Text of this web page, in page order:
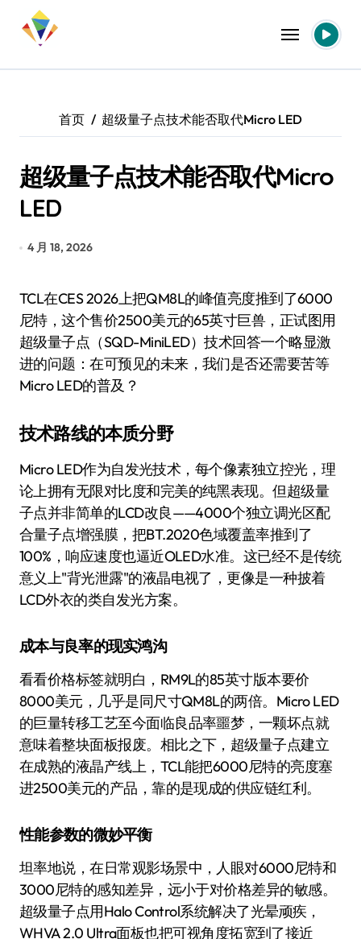
首页 超级量子点技术能否取代Micro LED
超级量子点技术能否取代Micro
LED
4 月 18, 2026
TCL在CES 2026上把QM8L的峰值亮度推到了6000
尼特，这个售价2500美元的65英寸巨兽，正试图用
超级量子点（SQD-MiniLED）技术回答一个略显激
进的问题：在可预见的未来，我们是否还需要苦等
Micro LED的普及？
技术路线的本质分野
Micro LED作为自发光技术，每个像素独立控光，理
论上拥有无限对比度和完美的纯黑表现。但超级量
子点并非简单的LCD改良——4000个独立调光区配
合量子点增强膜，把BT.2020色域覆盖率推到了
100%，响应速度也逼近OLED水准。这已经不是传统
意义上"背光泄露"的液晶电视了，更像是一种披着
LCD外衣的类自发光方案。
成本与良率的现实鸿沟
看看价格标签就明白，RM9L的85英寸版本要价
8000美元，几乎是同尺寸QM8L的两倍。Micro LED
的巨量转移工艺至今面临良品率噩梦，一颗坏点就
意味着整块面板报废。相比之下，超级量子点建立
在成熟的液晶产线上，TCL能把6000尼特的亮度塞
进2500美元的产品，靠的是现成的供应链红利。
性能参数的微妙平衡
坦率地说，在日常观影场景中，人眼对6000尼特和
3000尼特的感知差异，远小于对价格差异的敏感。
超级量子点用Halo Control系统解决了光晕顽疾，
WHVA 2.0 Ultra面板也把可视角度拓宽到了接近